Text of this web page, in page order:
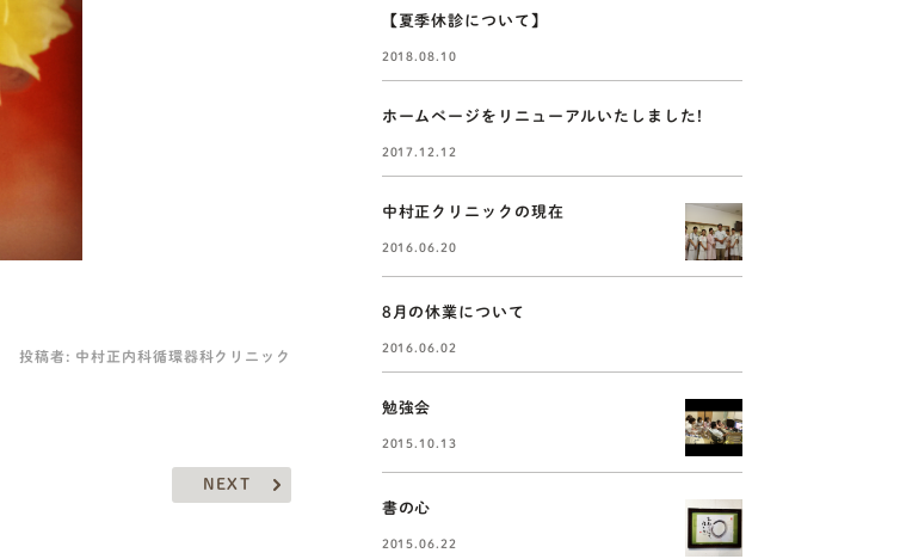
投稿者: 中村正内科循環器科クリニック
NEXT
【夏季休診について】
2018.08.10
ホームページをリニューアルいたしました!
2017.12.12
中村正クリニックの現在
2016.06.20
8月の休業について
2016.06.02
勉強会
2015.10.13
書の心
2015.06.22